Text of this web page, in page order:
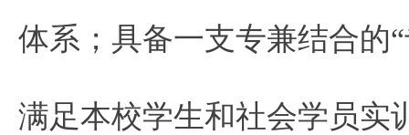
体系；具备一支专兼结合的
满足本校学生和社会学员实